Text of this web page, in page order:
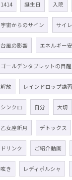
1414 誕生日 入院
宇宙からのサイン サイ
台風の影響 エネルギー
ゴールデンタブレットの目
解放 レインドロップ講習
シンクロ 自分 大切
乙女座新月 デトックス
ドリンク ご紹介動画
呟き レディポルシャ